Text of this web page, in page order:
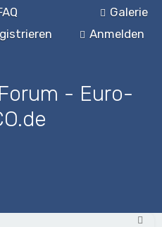
Galerie
Anmelden
- Euro-